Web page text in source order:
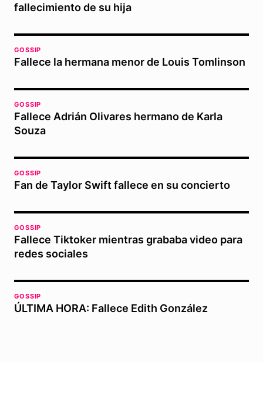
fallecimiento de su hija
GOSSIP
Fallece la hermana menor de Louis Tomlinson
GOSSIP
Fallece Adrián Olivares hermano de Karla
Souza
GOSSIP
Fan de Taylor Swift fallece en su concierto
GOSSIP
Fallece Tiktoker mientras grababa video para
redes sociales
GOSSIP
ÚLTIMA HORA: Fallece Edith González